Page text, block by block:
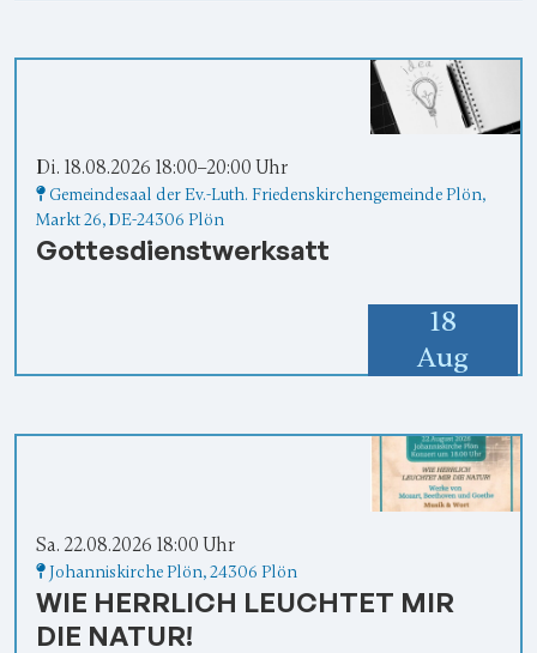
Di. 18.08.2026 18:00–20:00 Uhr
Gemeindesaal der Ev.-Luth. Friedenskirchengemeinde Plön,
Markt 26,DE-24306 Plön
Gottesdienstwerksatt
18
Aug
Sa. 22.08.2026 18:00 Uhr
Johanniskirche Plön,24306 Plön
WIE HERRLICH LEUCHTET MIR
DIE NATUR!